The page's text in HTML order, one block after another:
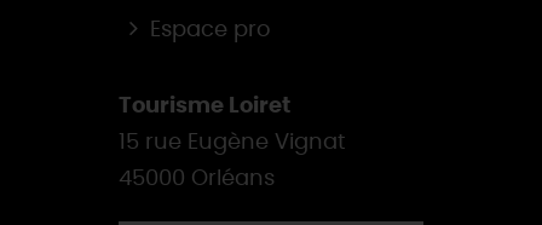
Espace pro
Tourisme Loiret
15 rue Eugène Vignat
45000 Orléans